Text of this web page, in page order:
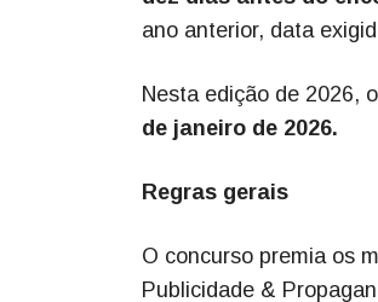
ano anterior, data
Nesta edição de 2026,
de janeiro de 2026.
Regras gerais
O concurso premia os
Publicidade &